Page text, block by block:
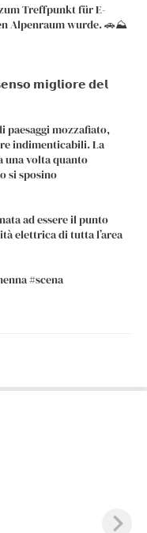
Treffpunkt für E-
Alpenraum wurde. 🚗⛰️
𝗺𝗶𝗴𝗹𝗶𝗼𝗿𝗲 𝗱𝗲𝗹
paesaggi mozzafiato,
indimenticabili. La
una volta quanto
si sposino
ad essere il punto
elettrica di tutta l’area
#scena